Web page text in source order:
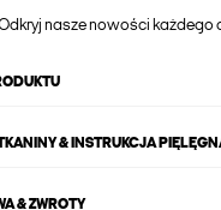
nasze nowości każdego
& INSTRUKCJA
& ZWROTY